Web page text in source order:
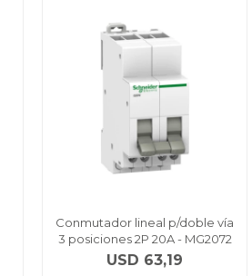
Conmutador lineal p/doble vía
3 posiciones 2P 20A - MG2072
USD 63,19